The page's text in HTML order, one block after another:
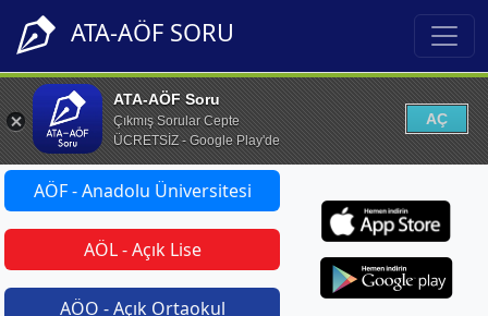
ATA-AÖF SORU
ATA-AÖF Soru
Çıkmış Sorular Cepte
ÜCRETSİZ - Google Play'de
AÇ
AÖF - Anadolu Üniversitesi
AÖL - Açık Lise
AÖO - Açık Ortaokul